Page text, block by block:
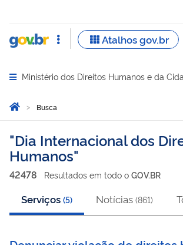
Abrir menu principal de navegação
Ministério dos Direitos Humanos e da
Você está aqui:
Página Inicial
Busca
Busca
Dia Internacional dos
Humanos
42478 Resultados em todo o GOV.BR
Serviços (5) Notícias (861)